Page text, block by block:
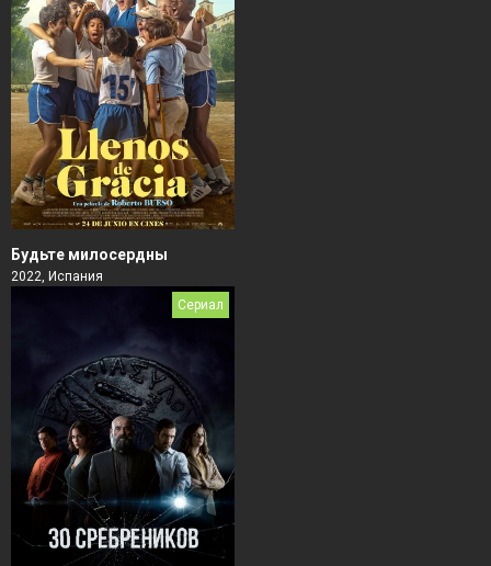
Будьте милосердны
2022, Испания
Сериал